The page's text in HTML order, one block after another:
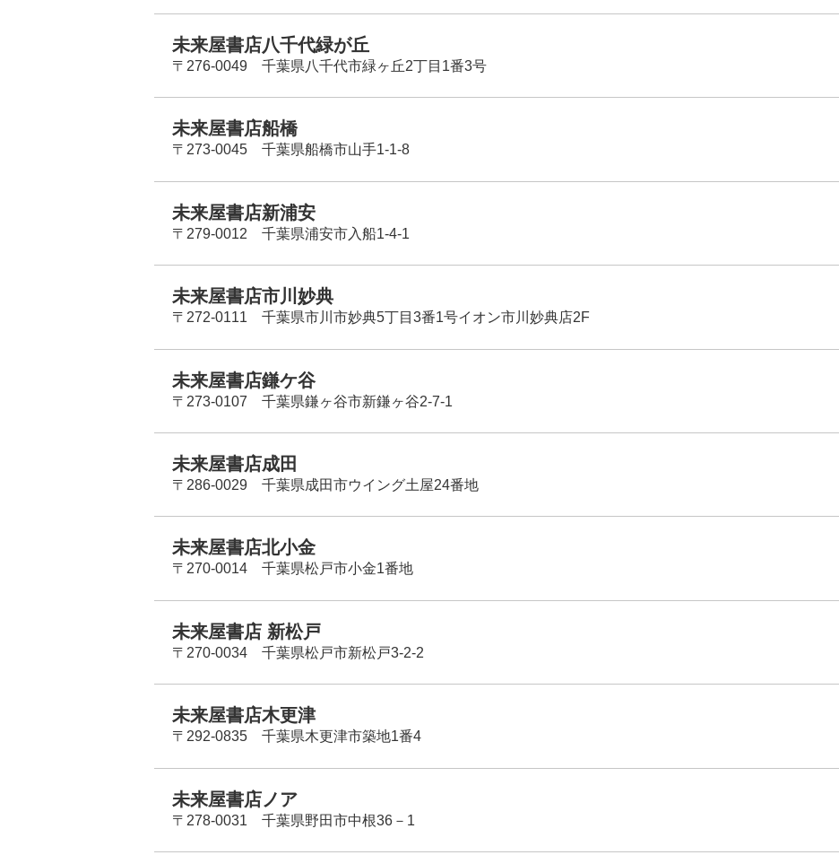
未来屋書店八千代緑が丘
〒276-0049 千葉県八千代市緑ヶ丘2丁目1番3号
未来屋書店船橋
〒273-0045 千葉県船橋市山手1-1-8
未来屋書店新浦安
〒279-0012 千葉県浦安市入船1-4-1
未来屋書店市川妙典
〒272-0111 千葉県市川市妙典5丁目3番1号イオン市川妙典店2F
未来屋書店鎌ケ谷
〒273-0107 千葉県鎌ヶ谷市新鎌ヶ谷2-7-1
未来屋書店成田
〒286-0029 千葉県成田市ウイング土屋24番地
未来屋書店北小金
〒270-0014 千葉県松戸市小金1番地
未来屋書店 新松戸
〒270-0034 千葉県松戸市新松戸3-2-2
未来屋書店木更津
〒292-0835 千葉県木更津市築地1番4
未来屋書店ノア
〒278-0031 千葉県野田市中根36－1